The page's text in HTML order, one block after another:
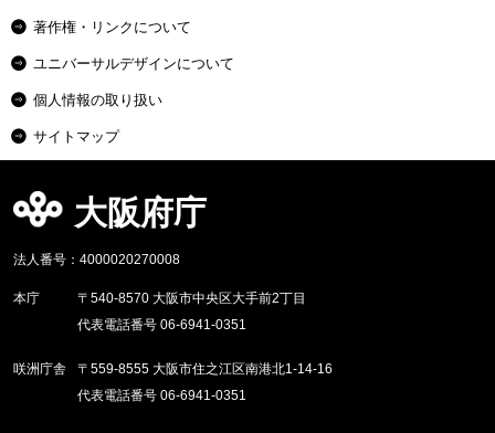
著作権・リンクについて
ユニバーサルデザインについて
個人情報の取り扱い
サイトマップ
大阪府庁
法人番号：4000020270008
本庁
〒540-8570 大阪市中央区大手前2丁目
代表電話番号 06-6941-0351
咲洲庁舎
〒559-8555 大阪市住之江区南港北1-14-16
代表電話番号 06-6941-0351